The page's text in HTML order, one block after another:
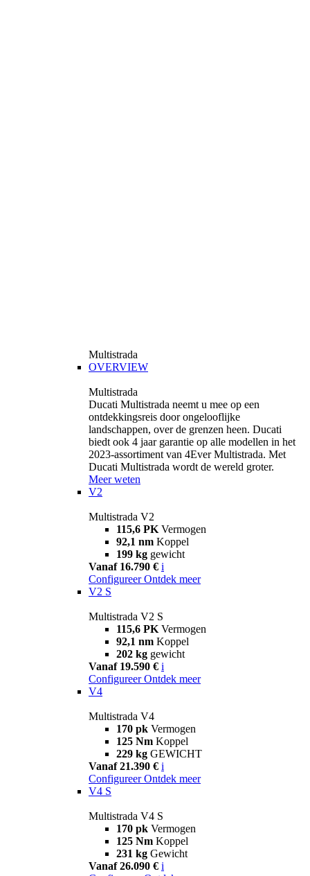
Multistrada
OVERVIEW
Multistrada
Ducati Multistrada neemt u mee op een
ontdekkingsreis door ongelooflijke
landschappen, over de grenzen heen. Ducati
biedt ook 4 jaar garantie op alle modellen in het
2023-assortiment van 4Ever Multistrada. Met
Ducati Multistrada wordt de wereld groter.
Meer weten
V2
Multistrada V2
115,6 PK Vermogen
92,1 nm Koppel
199 kg gewicht
Vanaf 16.790 € i
Configureer Ontdek meer
V2 S
Multistrada V2 S
115,6 PK Vermogen
92,1 nm Koppel
202 kg gewicht
Vanaf 19.590 € i
Configureer Ontdek meer
V4
Multistrada V4
170 pk Vermogen
125 Nm Koppel
229 kg GEWICHT
Vanaf 21.390 € i
Configureer Ontdek meer
V4 S
Multistrada V4 S
170 pk Vermogen
125 Nm Koppel
231 kg Gewicht
Vanaf 26.090 € i